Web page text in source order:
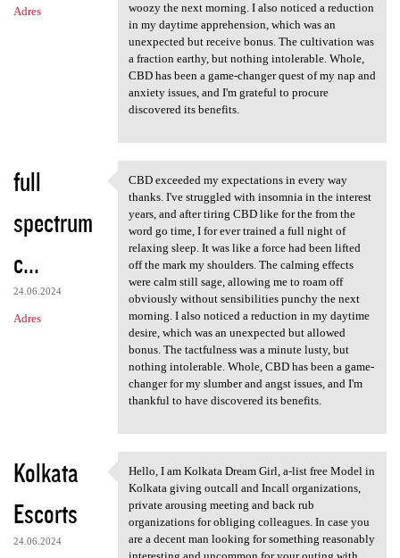
Adres
woozy the next morning. I also noticed a reduction
in my daytime apprehension, which was an
unexpected but receive bonus. The cultivation was
a fraction earthy, but nothing intolerable. Whole,
CBD has been a game-changer quest of my nap and
anxiety issues, and I'm grateful to procure
discovered its benefits.
full
spectrum
c...
24.06.2024
Adres
CBD exceeded my expectations
CBD exceeded my expectations in every way
thanks. I've struggled with insomnia in the interest
years, and after tiring CBD like for the from the
word go time, I for ever trained a full night of
relaxing sleep. It was like a force had been lifted
off the mark my shoulders. The calming effects
were calm still sage, allowing me to roam off
obviously without sensibilities punchy the next
morning. I also noticed a reduction in my daytime
desire, which was an unexpected but allowed
bonus. The tactfulness was a minute lusty, but
nothing intolerable. Whole, CBD has been a game-
changer for my slumber and angst issues, and I'm
thankful to have discovered its benefits.
Kolkata
Escorts
24.06.2024
Hello, I am Kolkata Dream
Hello, I am Kolkata Dream Girl, a-list free Model in
Kolkata giving outcall and Incall organizations,
private arousing meeting and back rub
organizations for obliging colleagues. In case you
are a decent man looking for something reasonably